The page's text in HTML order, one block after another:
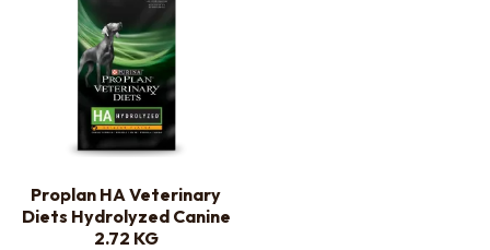
Proplan HA Veterinary
Diets Hydrolyzed Canine
2.72 KG